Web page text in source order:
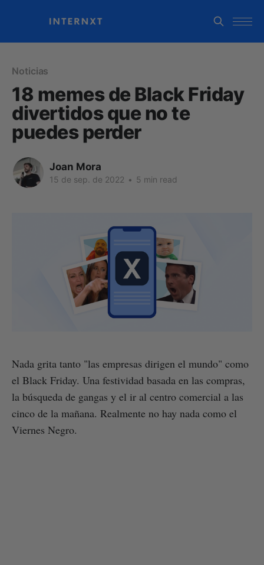
Noticias
18 memes de Black Friday
divertidos que no te
puedes perder
Joan Mora
15 de sep. de 2022 • 5 min read
Nada grita tanto "las empresas dirigen el mundo" como
el Black Friday. Una festividad basada en las compras,
la búsqueda de gangas y el ir al centro comercial a las
cinco de la mañana. Realmente no hay nada como el
Viernes Negro.